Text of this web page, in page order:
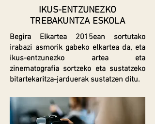
IKUS-ENTZUNEZKO
TREBAKUNTZA ESKOLA
Begira Elkartea 2015ean sortutako
irabazi asmorik gabeko elkartea da, eta
ikus-entzunezko artea eta
zinematografia sortzeko eta sustatzeko
bitartekaritza-jarduerak sustatzen ditu.